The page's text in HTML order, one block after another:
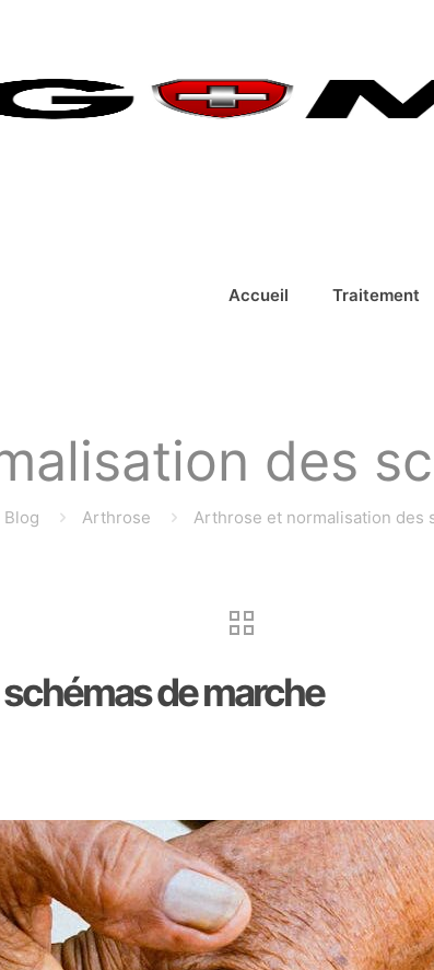
Accueil Traitement
des
Blog Arthrose Arthrose et normalisation des
de marche